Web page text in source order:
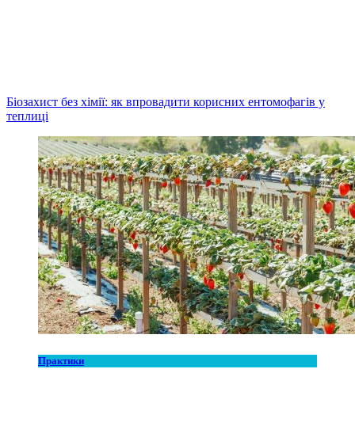
Біозахист без хімії: як впровадити корисних ентомофагів у
теплиці
Практики